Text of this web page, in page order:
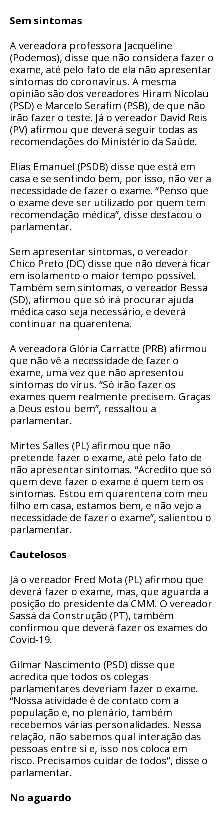
Sem sintomas
A vereadora professora Jacqueline
(Podemos), disse que não considera fazer o
exame, até pelo fato de ela não apresentar
sintomas do coronavírus. A mesma
opinião são dos vereadores Hiram Nicolau
(PSD) e Marcelo Serafim (PSB), de que não
irão fazer o teste. Já o vereador David Reis
(PV) afirmou que deverá seguir todas as
recomendações do Ministério da Saúde.
Elias Emanuel (PSDB) disse que está em
casa e se sentindo bem, por isso, não ver a
necessidade de fazer o exame. “Penso que
o exame deve ser utilizado por quem tem
recomendação médica”, disse destacou o
parlamentar.
Sem apresentar sintomas, o vereador
Chico Preto (DC) disse que não deverá ficar
em isolamento o maior tempo possível.
Também sem sintomas, o vereador Bessa
(SD), afirmou que só irá procurar ajuda
médica caso seja necessário, e deverá
continuar na quarentena.
A vereadora Glória Carratte (PRB) afirmou
que não vê a necessidade de fazer o
exame, uma vez que não apresentou
sintomas do vírus. “Só irão fazer os
exames quem realmente precisem. Graças
a Deus estou bem”, ressaltou a
parlamentar.
Mirtes Salles (PL) afirmou que não
pretende fazer o exame, até pelo fato de
não apresentar sintomas. “Acredito que só
quem deve fazer o exame é quem tem os
sintomas. Estou em quarentena com meu
filho em casa, estamos bem, e não vejo a
necessidade de fazer o exame”, salientou o
parlamentar.
Cautelosos
Já o vereador Fred Mota (PL) afirmou que
deverá fazer o exame, mas, que aguarda a
posição do presidente da CMM. O vereador
Sassá da Construção (PT), também
confirmou que deverá fazer os exames do
Covid-19.
Gilmar Nascimento (PSD) disse que
acredita que todos os colegas
parlamentares deveriam fazer o exame.
“Nossa atividade é de contato com a
população e, no plenário, também
recebemos várias personalidades. Nessa
relação, não sabemos qual interação das
pessoas entre si e, isso nos coloca em
risco. Precisamos cuidar de todos”, disse o
parlamentar.
No aguardo